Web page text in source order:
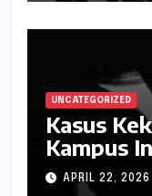
UNCATEGORIZED
Kasus
Kampus
Pola
APRIL 22, 2026